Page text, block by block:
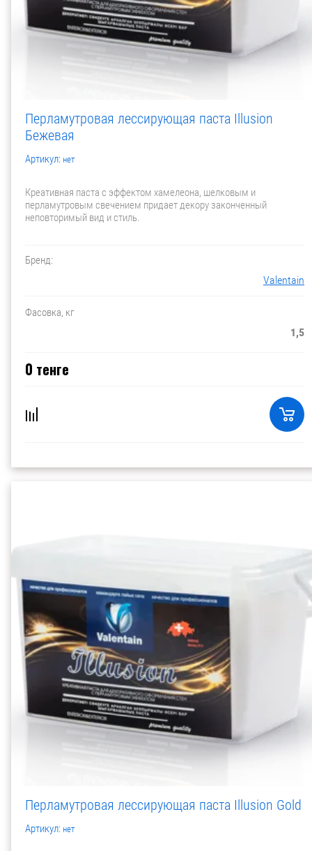
Перламутровая лессирующая паста Illusion
Бежевая
Артикул: нет
Креативная паста с эффектом хамелеона, шелковым и
перламутровым свечением придает декору законченный
неповторимый вид и стиль.
Бренд:
Valentain
Фасовка, кг
1,5
0 тенге
Перламутровая лессирующая паста Illusion Gold
Артикул: нет